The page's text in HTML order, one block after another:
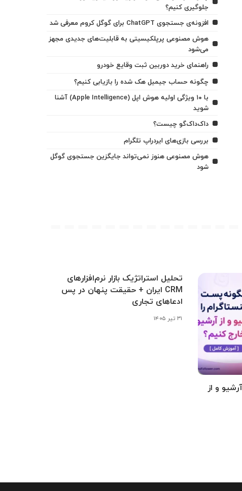
جلوگیری کنیم؟
افزونه‌ی جستجوی ChatGPT برای گوگل کروم معرفی شد
هوش مصنوعی پرپلکیسیتی به قابلیت‌های جدیدی مجهز
می‌شود
راهنمای خرید دوربین ثبت وقایع خودرو
چگونه حساب جیمیل هک شده را بازیابی کنیم؟
با ۱۰ ویژگی اولیه هوش اپل (Apple Intelligence) آشنا
شوید
داک‌داک‌گو چیست؟
بررسی بازی‌های ایردراپ تلگرام
هوش مصنوعی هنوز نمی‌تواند جایگزین جستجوی گوگل
شود
و از
تحلیل استراتژیک بازار نرم‌افزارهای
CRM ایران + حقیقت پنهان در پس
ادعاهای تجاری
۳۱ تیر ۱۴۰۵